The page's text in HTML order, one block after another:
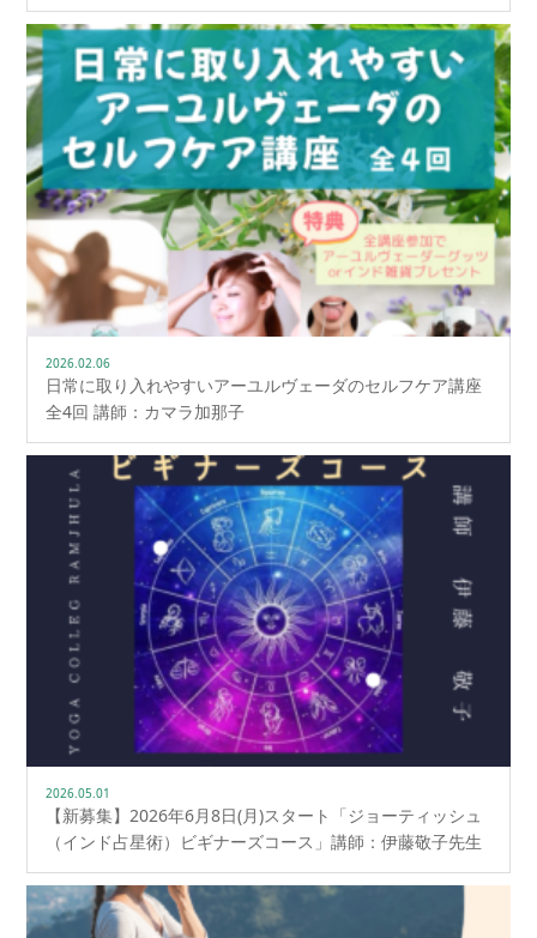
2026.02.06
日常に取り入れやすいアーユルヴェーダのセルフケア講座
全4回 講師：カマラ加那子
2026.05.01
【新募集】2026年6月8日(月)スタート「ジョーティッシュ
（インド占星術）ビギナーズコース」講師：伊藤敬子先生